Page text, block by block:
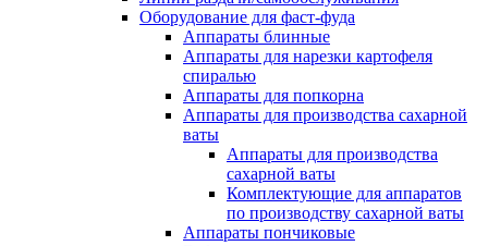
Оборудование для фаст-фуда
Аппараты блинные
Аппараты для нарезки картофеля
спиралью
Аппараты для попкорна
Аппараты для производства сахарной
ваты
Аппараты для производства
сахарной ваты
Комплектующие для аппаратов
по производству сахарной ваты
Аппараты пончиковые